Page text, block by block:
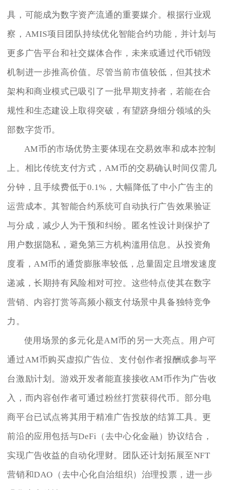
具，可能成为数字资产流通的重要媒介。根据行业观
察，AMIS项目团队持续优化智能合约功能，并计划与
更多广告平台和社交媒体合作，未来或通过代币销毁
机制进一步推高价值。尽管当前市值较低，但其技术
架构和商业模式已吸引了一批早期支持者，若能在合
规性和生态建设上取得突破，有望跻身细分领域的头
部数字货币。
AM币的市场优势主要体现在交易效率和成本控制
上。相比传统支付方式，AM币的交易确认时间仅需几
分钟，且手续费低于0.1%，大幅降低了中小广告主的
运营成本。其智能合约系统可自动执行广告效果验证
与分成，减少人为干预和纠纷。匿名性设计则保护了
用户数据隐私，避免第三方机构滥用信息。从投资角
度看，AM币的通货膨胀率较低，总量固定且增发速度
递减，长期持有风险相对可控。这些特点使其在数字
营销、内容打赏等高频小额支付场景中具备独特竞争
力。
使用场景的多元化是AM币的另一大亮点。用户可
通过AM币购买虚拟广告位、支付创作者报酬或参与平
台激励计划。游戏开发者能直接接收AM币作为广告收
入，而内容创作者可通过粉丝打赏获得代币。部分电
商平台已试点将其用于精准广告投放的结算工具。更
前沿的应用包括与DeFi（去中心化金融）协议结合，
实现广告收益的自动化理财。团队还计划拓展至NFT
营销和DAO（去中心化自治组织）治理投票，进一步